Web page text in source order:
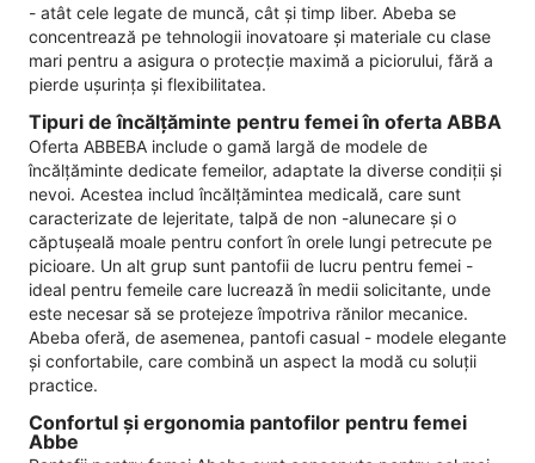
- atât cele legate de muncă, cât și timp liber. Abeba se
concentrează pe tehnologii inovatoare și materiale cu clase
mari pentru a asigura o protecție maximă a piciorului, fără a
pierde ușurința și flexibilitatea.
Tipuri de încălțăminte pentru femei în oferta ABBA
Oferta ABBEBA include o gamă largă de modele de
încălțăminte dedicate femeilor, adaptate la diverse condiții și
nevoi. Acestea includ încălțămintea medicală, care sunt
caracterizate de lejeritate, talpă de non -alunecare și o
căptușeală moale pentru confort în orele lungi petrecute pe
picioare. Un alt grup sunt pantofii de lucru pentru femei -
ideal pentru femeile care lucrează în medii solicitante, unde
este necesar să se protejeze împotriva rănilor mecanice.
Abeba oferă, de asemenea, pantofi casual - modele elegante
și confortabile, care combină un aspect la modă cu soluții
practice.
Confortul și ergonomia pantofilor pentru femei
Abbe